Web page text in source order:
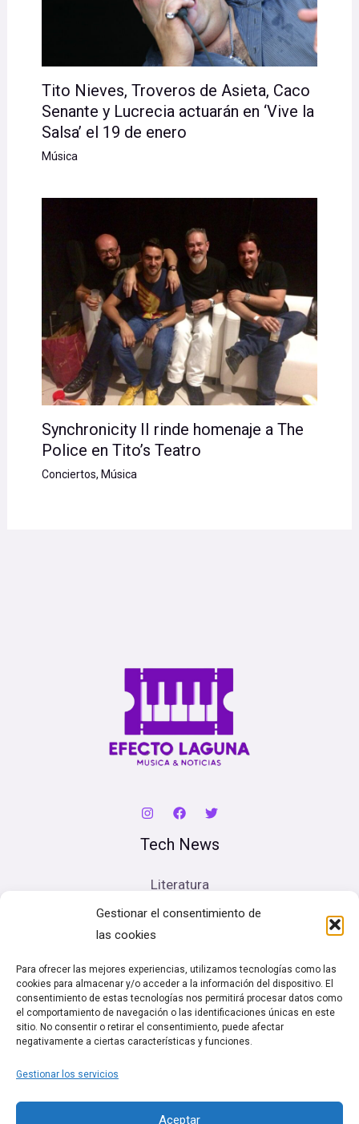
Gestionar el consentimiento de
las cookies
Para ofrecer las mejores experiencias, utilizamos tecnologías como las
cookies para almacenar y/o acceder a la información del dispositivo. El
consentimiento de estas tecnologías nos permitirá procesar datos como
el comportamiento de navegación o las identificaciones únicas en este
sitio. No consentir o retirar el consentimiento, puede afectar
negativamente a ciertas características y funciones.
Gestionar los servicios
Aceptar
Tito Nieves, Troveros de Asieta, Caco
Senante y Lucrecia actuarán en ‘Vive la
Salsa’ el 19 de enero
Música
Synchronicity II rinde homenaje a The
Police en Tito’s Teatro
Conciertos, Música
Tech News
Literatura
Cine
Legal
Política de cookies (UE)
Política de Privacidad